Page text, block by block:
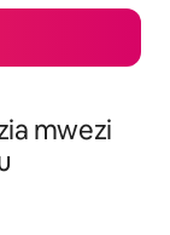
mwezi